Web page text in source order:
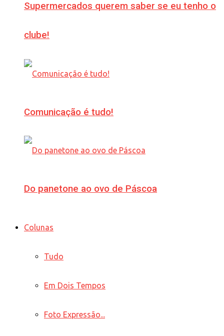
Supermercados querem saber se eu tenho o
clube!
Comunicação é tudo!
Do panetone ao ovo de Páscoa
Colunas
Tudo
Em Dois Tempos
Foto Expressão...